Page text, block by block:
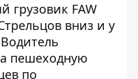
грузовик FAW
вниз и у
пешеходную
по